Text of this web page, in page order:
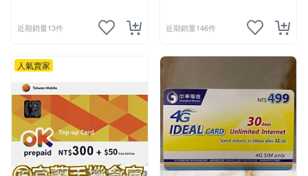
近期銷量13件 近期銷量146件
人氣賣家